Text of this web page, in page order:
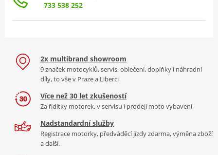
733 538 252
2x multibrand showroom
9 značek motocyklů, servis, oblečení, doplňky i náhradní
díly, to vše v Praze a Liberci
Více než 30 let zkušeností
Za řídítky motorek, v servisu i prodeji moto vybavení
Nadstandardní služby
Registrace motorky, předváděcí jízdy zdarma, výměna zboží
a další.